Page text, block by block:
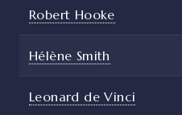
Robert Hooke
Hélène Smith
Leonard de Vinci